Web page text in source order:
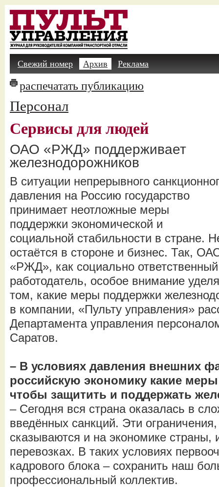
Свежий номер Архив Реклама
распечатать публикацию
Персонал
Сервисы для людей
ОАО «РЖД» поддерживает
железнодорожников
В ситуации непрерывного
давления на Россию государство
принимает неотложные меры
поддержки экономической и
социальной стабильности в стране.
остаётся в стороне и бизнес. Так,
«РЖД», как социально ответственный
работодатель, особое внимание
том, какие меры поддержки
в компании, «Пульту управления»
Департамента управления
Саратов.
– В условиях давления внешних
российскую экономику какие
чтобы защитить и поддержать
– Сегодня вся страна оказалась в
введённых санкций. Эти
сказываются и на экономике страны,
перевозках. В таких условиях
кадрового блока – сохранить наш
профессиональный коллектив.